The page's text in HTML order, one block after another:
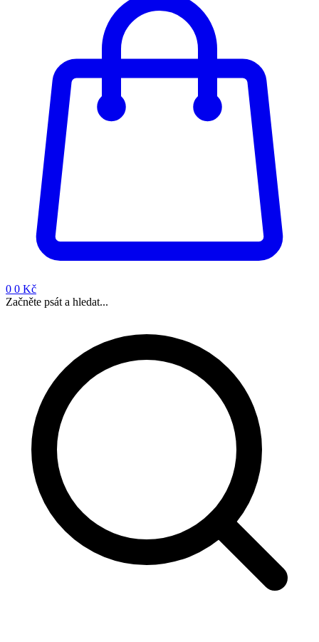
0 0 Kč
Začněte psát a hledat...